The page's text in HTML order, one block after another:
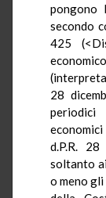
pongono
secondo
425
28
d.P.R.
soltanto
o meno